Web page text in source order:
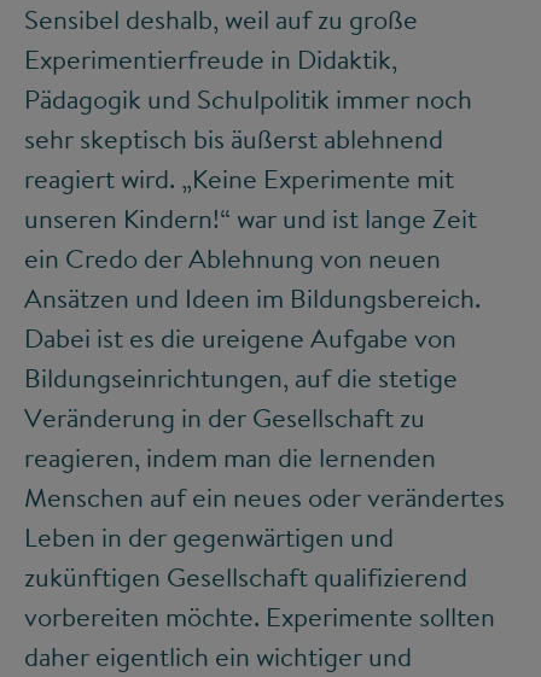
Sensibel deshalb, weil auf zu große
Experimentierfreude in Didaktik,
Pädagogik und Schulpolitik immer noch
sehr skeptisch bis äußerst ablehnend
reagiert wird. „Keine Experimente mit
unseren Kindern!“ war und ist lange Zeit
ein Credo der Ablehnung von neuen
Ansätzen und Ideen im Bildungsbereich.
Dabei ist es die ureigene Aufgabe von
Bildungseinrichtungen, auf die stetige
Veränderung in der Gesellschaft zu
reagieren, indem man die lernenden
Menschen auf ein neues oder verändertes
Leben in der gegenwärtigen und
zukünftigen Gesellschaft qualifizierend
vorbereiten möchte. Experimente sollten
daher eigentlich ein wichtiger und